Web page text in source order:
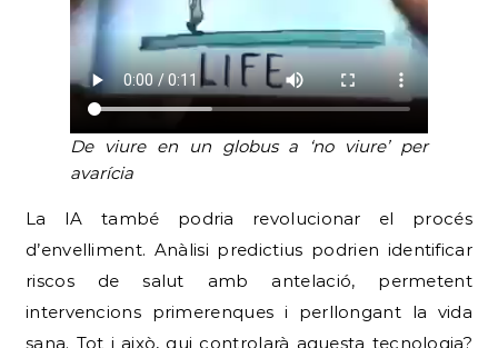
De viure en un globus a ‘no viure’ per
avarícia
La IA també podria revolucionar el procés
d’envelliment. Anàlisi predictius podrien identificar
riscos de salut amb antelació, permetent
intervencions primerenques i perllongant la vida
sana. Tot i això, qui controlarà aquesta tecnologia?